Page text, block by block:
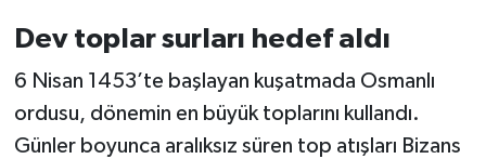
Dev toplar surları hedef aldı
6 Nisan 1453’te başlayan kuşatmada Osmanlı
ordusu, dönemin en büyük toplarını kullandı.
Günler boyunca aralıksız süren top atışları Bizans